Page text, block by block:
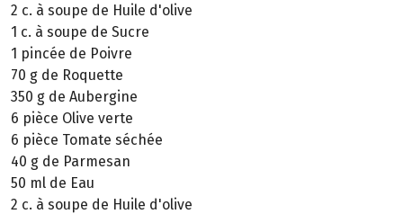
2 c. à soupe de Huile d'olive
1 c. à soupe de Sucre
1 pincée de Poivre
70 g de Roquette
350 g de Aubergine
6 pièce Olive verte
6 pièce Tomate séchée
40 g de Parmesan
50 ml de Eau
2 c. à soupe de Huile d'olive